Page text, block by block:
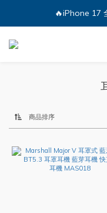
🔥iPhone 17
🔥iPhone 17
💕加入Q
商品排序